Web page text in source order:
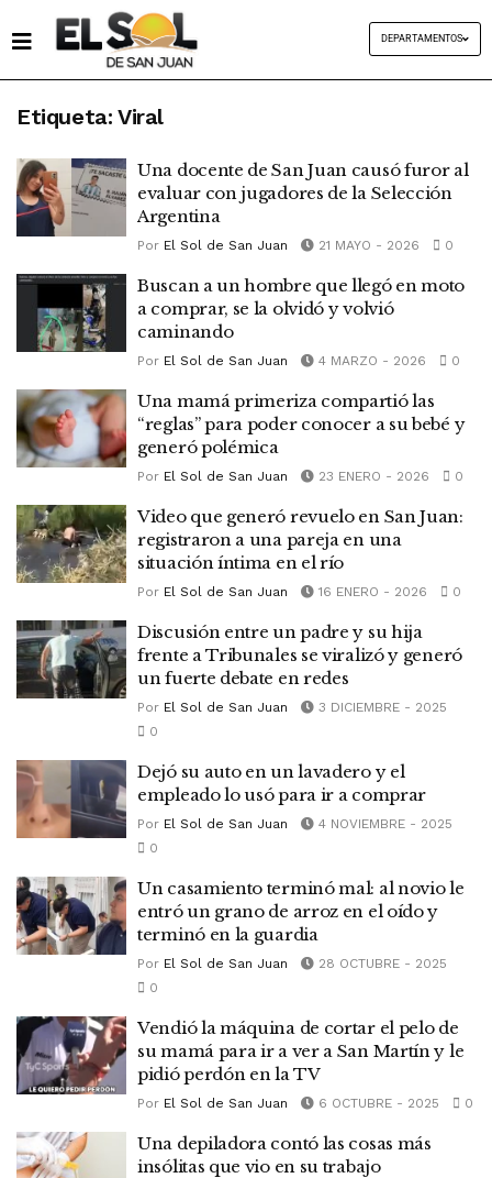
DEPARTAMENTOS
Etiqueta: Viral
Una docente de San Juan causó furor al
evaluar con jugadores de la Selección
Argentina
Por El Sol de San Juan 21 MAYO - 2026 0
Buscan a un hombre que llegó en moto
a comprar, se la olvidó y volvió
caminando
Por El Sol de San Juan 4 MARZO - 2026 0
Una mamá primeriza compartió las
“reglas” para poder conocer a su bebé y
generó polémica
Por El Sol de San Juan 23 ENERO - 2026 0
Video que generó revuelo en San Juan:
registraron a una pareja en una
situación íntima en el río
Por El Sol de San Juan 16 ENERO - 2026 0
Discusión entre un padre y su hija
frente a Tribunales se viralizó y generó
un fuerte debate en redes
Por El Sol de San Juan
3 DICIEMBRE - 2025
0
Dejó su auto en un lavadero y el
empleado lo usó para ir a comprar
Por El Sol de San Juan
4 NOVIEMBRE - 2025
0
Un casamiento terminó mal: al novio le
entró un grano de arroz en el oído y
terminó en la guardia
Por El Sol de San Juan
28 OCTUBRE - 2025
0
Vendió la máquina de cortar el pelo de
su mamá para ir a ver a San Martín y le
pidió perdón en la TV
Por El Sol de San Juan 6 OCTUBRE - 2025 0
Una depiladora contó las cosas más
insólitas que vio en su trabajo